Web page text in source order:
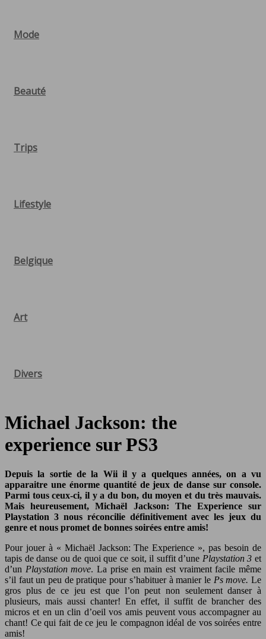
Mode
Beauté
Trips
Lifestyle
Belgique
Art
Divers
Michael Jackson: the
experience sur PS3
Depuis la sortie de la Wii il y a quelques années, on a vu
apparaitre une énorme quantité de jeux de danse sur console.
Parmi tous ceux-ci, il y a du bon, du moyen et du très mauvais.
Mais heureusement, Michaël Jackson: The Experience sur
Playstation 3 nous réconcilie définitivement avec les jeux du
genre et nous promet de bonnes soirées entre amis!
Pour jouer à « Michaël Jackson: The Experience », pas besoin de
tapis de danse ou de quoi que ce soit, il suffit d’une Playstation 3 et
d’un Playstation move. La prise en main est vraiment facile même
s’il faut un peu de pratique pour s’habituer à manier le Ps move. Le
gros plus de ce jeu est que l’on peut non seulement danser à
plusieurs, mais aussi chanter! En effet, il suffit de brancher des
micros et en un clin d’oeil vos amis peuvent vous accompagner au
chant! Ce qui fait de ce jeu le compagnon idéal de vos soirées entre
amis!